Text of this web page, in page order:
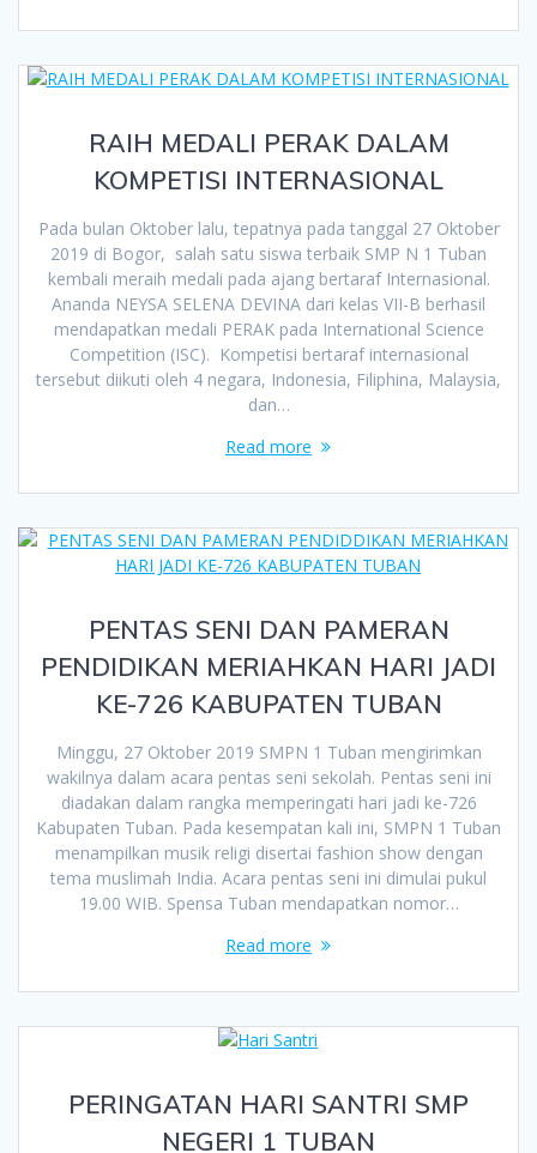
RAIH MEDALI PERAK DALAM
KOMPETISI INTERNASIONAL
Pada bulan Oktober lalu, tepatnya pada tanggal 27 Oktober
2019 di Bogor, salah satu siswa terbaik SMP N 1 Tuban
kembali meraih medali pada ajang bertaraf Internasional.
Ananda NEYSA SELENA DEVINA dari kelas VII-B berhasil
mendapatkan medali PERAK pada International Science
Competition (ISC). Kompetisi bertaraf internasional
tersebut diikuti oleh 4 negara, Indonesia, Filiphina, Malaysia,
dan…
Read more
PENTAS SENI DAN PAMERAN
PENDIDIKAN MERIAHKAN HARI JADI
KE-726 KABUPATEN TUBAN
Minggu, 27 Oktober 2019 SMPN 1 Tuban mengirimkan
wakilnya dalam acara pentas seni sekolah. Pentas seni ini
diadakan dalam rangka memperingati hari jadi ke-726
Kabupaten Tuban. Pada kesempatan kali ini, SMPN 1 Tuban
menampilkan musik religi disertai fashion show dengan
tema muslimah India. Acara pentas seni ini dimulai pukul
19.00 WIB. Spensa Tuban mendapatkan nomor…
Read more
PERINGATAN HARI SANTRI SMP
NEGERI 1 TUBAN